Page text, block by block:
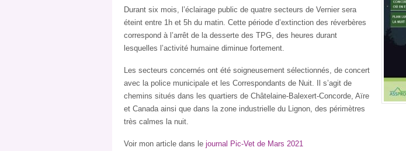
Durant six mois, l’éclairage public de quatre secteurs de Vernier sera
éteint entre 1h et 5h du matin. Cette période d’extinction des réverbères
correspond à l’arrêt de la desserte des TPG, des heures durant
lesquelles l’activité humaine diminue fortement.
Les secteurs concernés ont été soigneusement sélectionnés, de concert
avec la police municipale et les Correspondants de Nuit. Il s’agit de
chemins situés dans les quartiers de Châtelaine-Balexert-Concorde, Aïre
et Canada ainsi que dans la zone industrielle du Lignon, des périmètres
très calmes la nuit.
Voir mon article dans le journal Pic-Vet de Mars 2021